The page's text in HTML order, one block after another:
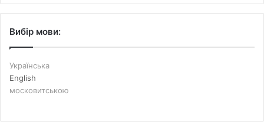
Вибір мови:
Українська
English
московитською